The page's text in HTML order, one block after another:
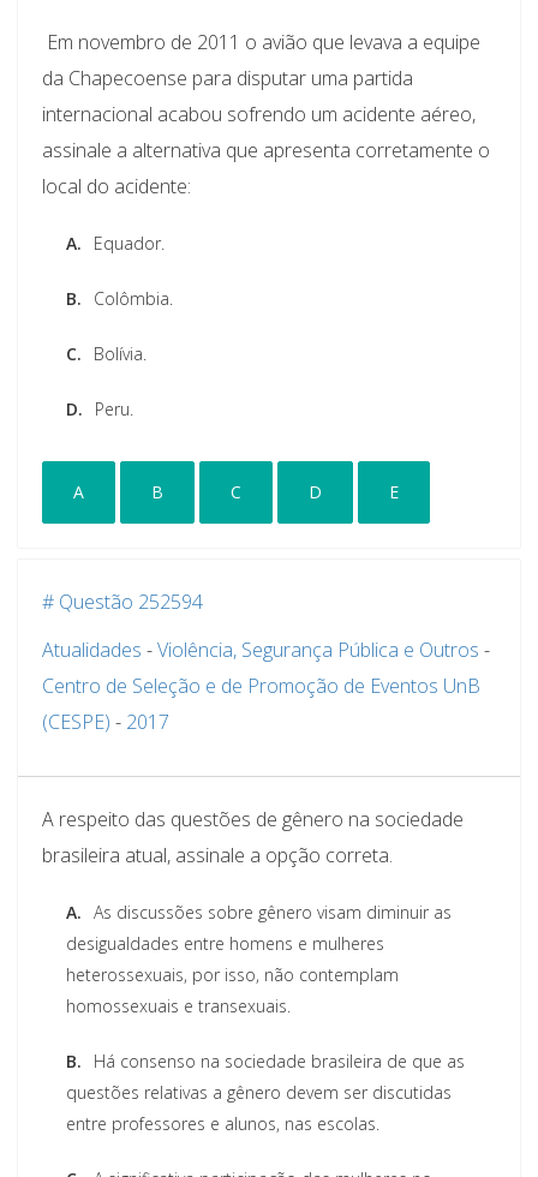
Em novembro de 2011 o avião que levava a equipe
da Chapecoense para disputar uma partida
internacional acabou sofrendo um acidente aéreo,
assinale a alternativa que apresenta corretamente o
local do acidente:
A. Equador.
B. Colômbia.
C. Bolívia.
D. Peru.
A B C D E
# Questão 252594
Atualidades -Violência, Segurança Pública e Outros -
Centro de Seleção e de Promoção de Eventos UnB
(CESPE) - 2017
A respeito das questões de gênero na sociedade
brasileira atual, assinale a opção correta.
A. As discussões sobre gênero visam diminuir as
desigualdades entre homens e mulheres
heterossexuais, por isso, não contemplam
homossexuais e transexuais.
B.
Há consenso na sociedade brasileira de que as
questões relativas a gênero devem ser discutidas
entre professores e alunos, nas escolas.